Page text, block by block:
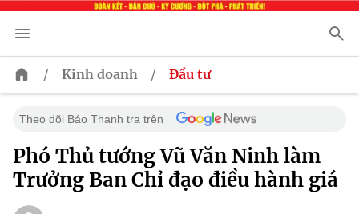
/ Kinh doanh / Đầu tư
Theo dõi Báo Thanh tra trên
Phó Thủ tướng Vũ Văn Ninh làm
Trưởng Ban Chỉ đạo điều hành giá